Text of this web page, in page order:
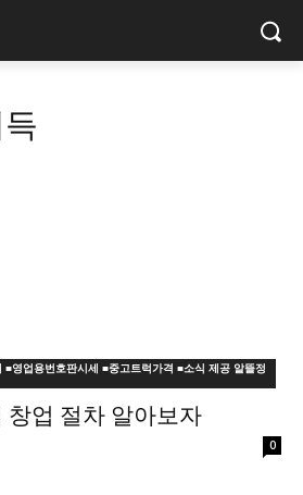
영업용번호판시세 ■중고트럭가격 ■소식 제공 알뜰정
창업 절차 알아보자
0